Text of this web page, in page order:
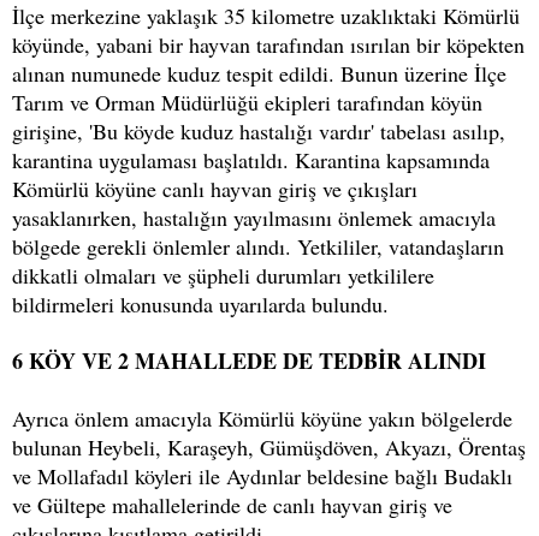
İlçe merkezine yaklaşık 35 kilometre uzaklıktaki Kömürlü
köyünde, yabani bir hayvan tarafından ısırılan bir köpekten
alınan numunede kuduz tespit edildi. Bunun üzerine İlçe
Tarım ve Orman Müdürlüğü ekipleri tarafından köyün
girişine, 'Bu köyde kuduz hastalığı vardır' tabelası asılıp,
karantina uygulaması başlatıldı. Karantina kapsamında
Kömürlü köyüne canlı hayvan giriş ve çıkışları
yasaklanırken, hastalığın yayılmasını önlemek amacıyla
bölgede gerekli önlemler alındı. Yetkililer, vatandaşların
dikkatli olmaları ve şüpheli durumları yetkililere
bildirmeleri konusunda uyarılarda bulundu.
6 KÖY VE 2 MAHALLEDE DE TEDBİR ALINDI
Ayrıca önlem amacıyla Kömürlü köyüne yakın bölgelerde
bulunan Heybeli, Karaşeyh, Gümüşdöven, Akyazı, Örentaş
ve Mollafadıl köyleri ile Aydınlar beldesine bağlı Budaklı
ve Gültepe mahallelerinde de canlı hayvan giriş ve